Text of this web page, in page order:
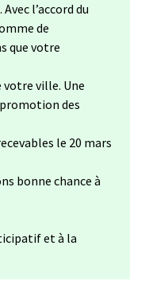
l’accord du
de
que votre
ville. Une
des
le 20 mars
bonne chance à
et à la